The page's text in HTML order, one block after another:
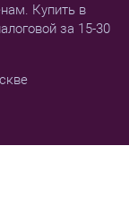
Купить в
за 15-30